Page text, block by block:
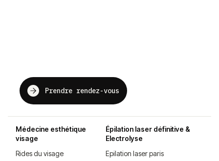
Prendre rendez-vous
Médecine esthétique
visage
Rides du visage
Épilation laser définitive &
Electrolyse
Epilation laser paris